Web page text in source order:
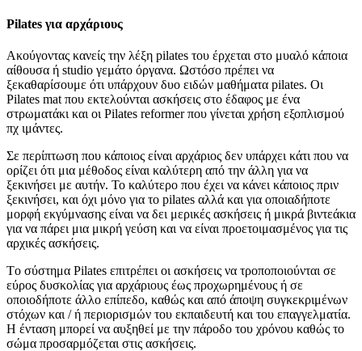
Pilates για αρχάριους
Ακούγοντας κανείς την λέξη pilates του έρχεται στο μυαλό κάποια
αίθουσα ή studio γεμάτο όργανα. Ωστόσο πρέπει να
ξεκαθαρίσουμε ότι υπάρχουν δυο ειδών μαθήματα pilates. Οι
Pilates mat που εκτελούνται ασκήσεις στο έδαφος με ένα
στρωματάκι και οι Pilates reformer που γίνεται χρήση εξοπλισμού
πχ ιμάντες.
Σε περίπτωση που κάποιος είναι αρχάριος δεν υπάρχει κάτι που να
ορίζει ότι μια μέθοδος είναι καλύτερη από την άλλη για να
ξεκινήσει με αυτήν. Το καλύτερο που έχει να κάνει κάποιος πριν
ξεκινήσει, και όχι μόνο για το pilates αλλά και για οποιαδήποτε
μορφή εκγύμνασης είναι να δει μερικές ασκήσεις ή μικρά βιντεάκια
για να πάρει μια μικρή γεύση και να είναι προετοιμασμένος για τις
αρχικές ασκήσεις.
Tο σύστημα Pilates επιτρέπει οι ασκήσεις να τροποποιούνται σε
εύρος δυσκολίας για αρχάριους έως προχωρημένους ή σε
οποιοδήποτε άλλο επίπεδο, καθώς και από άποψη συγκεκριμένων
στόχων και / ή περιορισμών του εκπαιδευτή και του επαγγελματία.
Η ένταση μπορεί να αυξηθεί με την πάροδο του χρόνου καθώς το
σώμα προσαρμόζεται στις ασκήσεις.